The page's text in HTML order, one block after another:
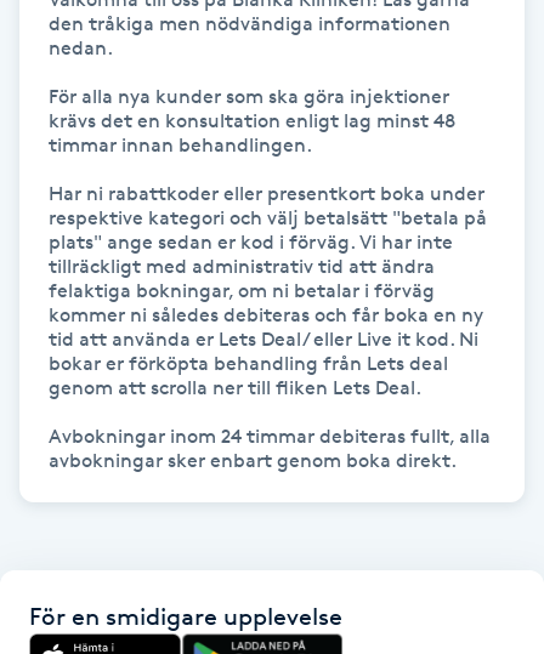
Massage
Medicinsk massage
Meditation
Medium
Megavolymfransar
Mesoterapi
Microshading
den tråkiga men nödvändiga informationen
nedan.
För alla nya kunder som ska göra injektioner
krävs det en konsultation enligt lag minst 48
timmar innan behandlingen.
Har ni rabattkoder eller presentkort boka under
respektive kategori och välj betalsätt "betala på
plats" ange sedan er kod i förväg. Vi har inte
tillräckligt med administrativ tid att ändra
felaktiga bokningar, om ni betalar i förväg
kommer ni således debiteras och får boka en ny
tid att använda er Lets Deal/ eller Live it kod. Ni
bokar er förköpta behandling från Lets deal
genom att scrolla ner till fliken Lets Deal.
Avbokningar inom 24 timmar debiteras fullt, alla
För en smidigare upplevelse